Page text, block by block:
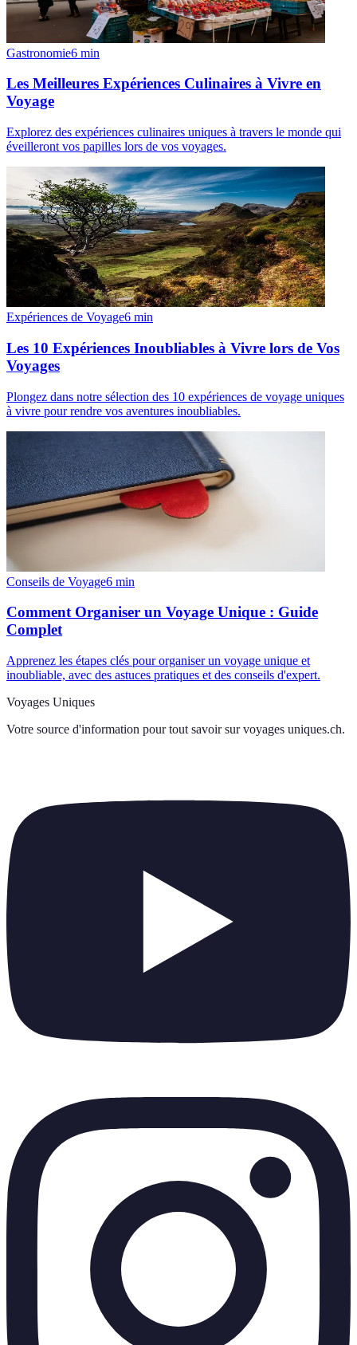
Gastronomie6 min
Les Meilleures Expériences Culinaires à Vivre en
Voyage
Explorez des expériences culinaires uniques à travers le monde qui
éveilleront vos papilles lors de vos voyages.
Expériences de Voyage6 min
Les 10 Expériences Inoubliables à Vivre lors de Vos
Voyages
Plongez dans notre sélection des 10 expériences de voyage uniques
à vivre pour rendre vos aventures inoubliables.
Conseils de Voyage6 min
Comment Organiser un Voyage Unique : Guide
Complet
Apprenez les étapes clés pour organiser un voyage unique et
inoubliable, avec des astuces pratiques et des conseils d'expert.
Voyages Uniques
Votre source d'information pour tout savoir sur voyages uniques.ch.